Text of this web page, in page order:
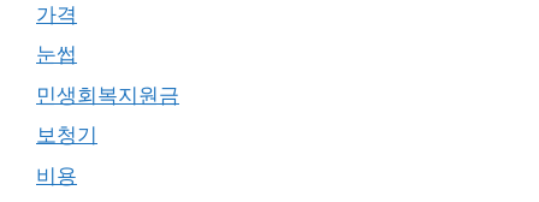
가격
눈썹
민생회복지원금
보청기
비용